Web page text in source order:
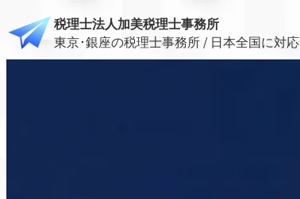
税理士法人加美税理士事務所
東京･銀座の税理士事務所 / 日本全国に対応